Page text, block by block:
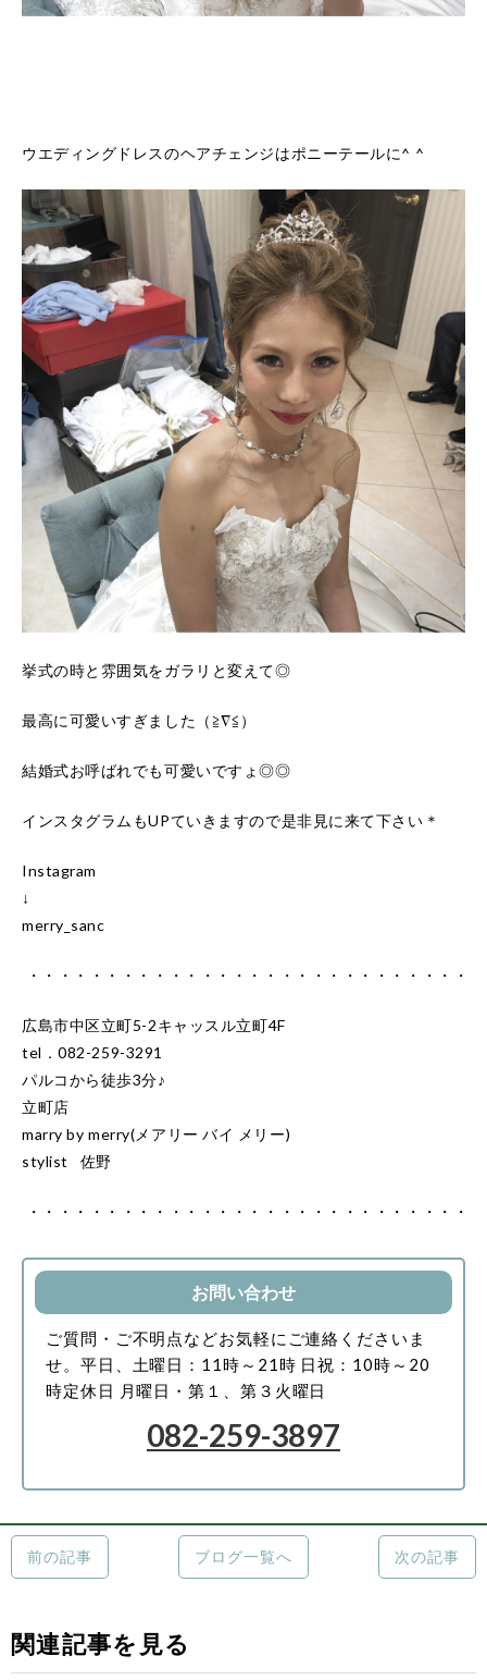
ウエディングドレスのヘアチェンジはポニーテールに^ ^
挙式の時と雰囲気をガラリと変えて◎
最高に可愛いすぎました（≧∇≦）
結婚式お呼ばれでも可愛いですょ◎◎
インスタグラムもUPていきますので是非見に来て下さい＊
Instagram
↓
merry_sanc
・・・・・・・・・・・・・・・・・・・・・・・・・・・・
広島市中区立町5-2キャッスル立町4F
tel．082-259-3291
パルコから徒歩3分♪
立町店
marry by merry(メアリー バイ メリー)
stylist 佐野
・・・・・・・・・・・・・・・・・・・・・・・・・・・・
お問い合わせ
ご質問・ご不明点などお気軽にご連絡くださいま
せ。 平日、土曜日：11時～21時 日祝：10時～20
時定休日 月曜日・第１、第３火曜日
082-259-3897
前の記事 ブログ一覧へ 次の記事
関連記事を見る